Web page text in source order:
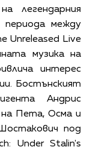
легендарния
между
Unreleased Live
музика на
интерес
Бостънският
Андрис
на Пета, Осма и
под
Under Stalin's